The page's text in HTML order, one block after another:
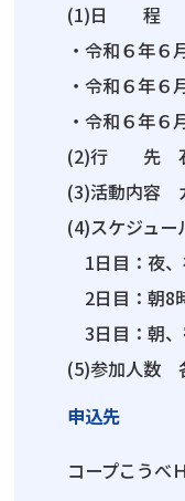
(1)日 程
・令和６年６
・令和６年６
・令和６年６
(2)行 先 石
(3)活動内容
(4)スケジュー
1日目：夜、
2日目：朝8
3日目：朝
(5)参加人数
申込先
コープこうべ